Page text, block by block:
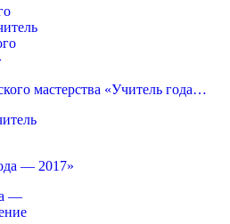
мастерства «Учитель года…
— 2017»